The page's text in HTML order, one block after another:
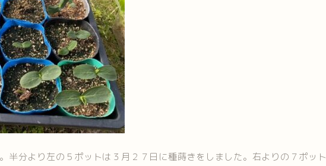
半分より左の５ポットは３月２７日に種蒔きをしました。右よりの７ポット